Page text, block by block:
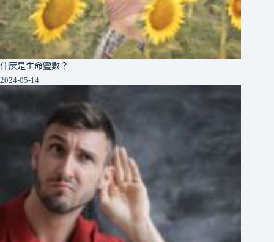
什麼是生命靈數？
2024-05-14